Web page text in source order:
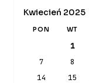
Kwiecień 2025
PON WT
1
7
8
14
15